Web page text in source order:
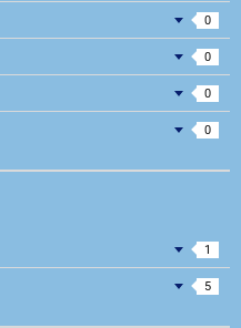
0
0
0
0
1
5